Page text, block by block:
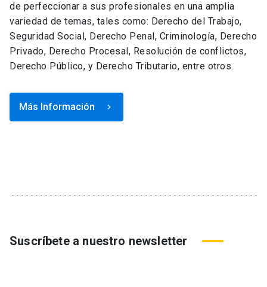
de perfeccionar a sus profesionales en una amplia
variedad de temas, tales como: Derecho del Trabajo,
Seguridad Social, Derecho Penal, Criminología, Derecho
Privado, Derecho Procesal, Resolución de conflictos,
Derecho Público, y Derecho Tributario, entre otros.
Más Información keyboard_arrow_right
Suscríbete a nuestro newsletter